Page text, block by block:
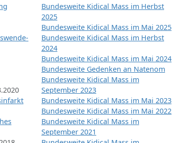
Bundesweite Kidical Mass im Herbst
2025
Bundesweite Kidical Mass im Mai 2025
Bundesweite Kidical Mass im Herbst
2024
Bundesweite Kidical Mass im Mai 2024
Bundesweite Gedenken an Natenom
Bundesweite Kidical Mass im
September 2023
Bundesweite Kidical Mass im Mai 2023
Bundesweite Kidical Mass im Mai 2022
Bundesweite Kidical Mass im
September 2021